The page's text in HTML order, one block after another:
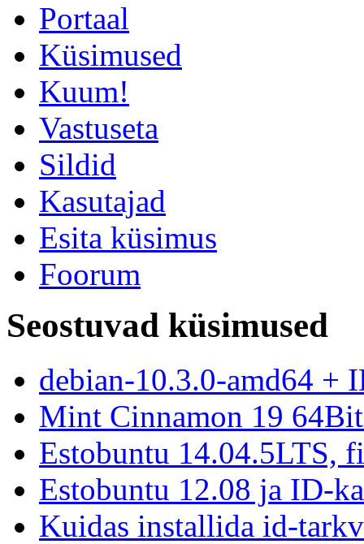
Portaal
Küsimused
Kuum!
Vastuseta
Sildid
Kasutajad
Esita küsimus
Foorum
Seostuvad küsimused
debian-10.3.0-amd64 +
Mint Cinnamon 19
Estobuntu 14.04.5LTS,
Estobuntu 12.08 ja ID-
Kuidas installida id-